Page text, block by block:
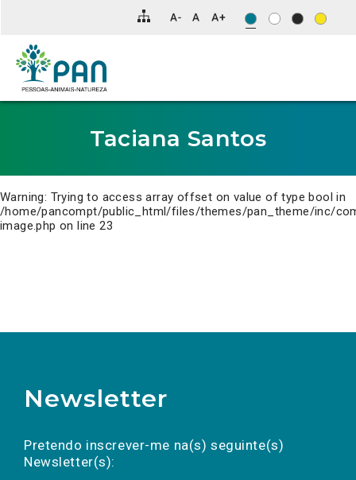
para
conteúdo
principal
da
Taciana Santos
Warning: Trying to access array offset on value of type bool in
/home/pancompt/public_html/files/themes/pan_theme/inc/
image.php on line23
Newsletter
Pretendo inscrever-me na(s) seguinte(s)
Newsletter(s):
a(s) newsletter(s).
mail